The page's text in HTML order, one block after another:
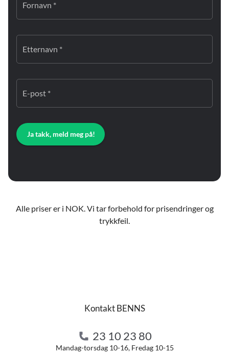
Fornavn *
Etternavn *
E-post *
Ja takk, meld meg på!
Alle priser er i NOK. Vi tar forbehold for prisendringer og
trykkfeil.
Kontakt BENNS
23 10 23 80
Mandag-torsdag 10-16, Fredag 10-15